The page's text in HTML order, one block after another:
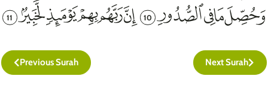
10
11
Previous Surah Next Surah